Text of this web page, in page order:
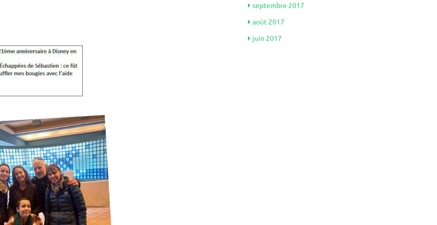
septembre 2017
août 2017
juin 2017